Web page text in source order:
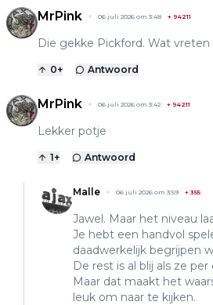
MrPink 06 juli 2026 om 3:48 + 94211
Die gekke Pickford. Wat
0+ Antwoord
MrPink 06 juli 2026 om 3:42 + 94211
Lekker potje
1+ Antwoord
Malle 06 juli 2026 om 3:59 + 355
Jawel. Maar het niveau
Je hebt een handvol
daadwerkelijk begrijpen
De rest is al blij als ze
Maar dat maakt het
leuk om naar te kijken.